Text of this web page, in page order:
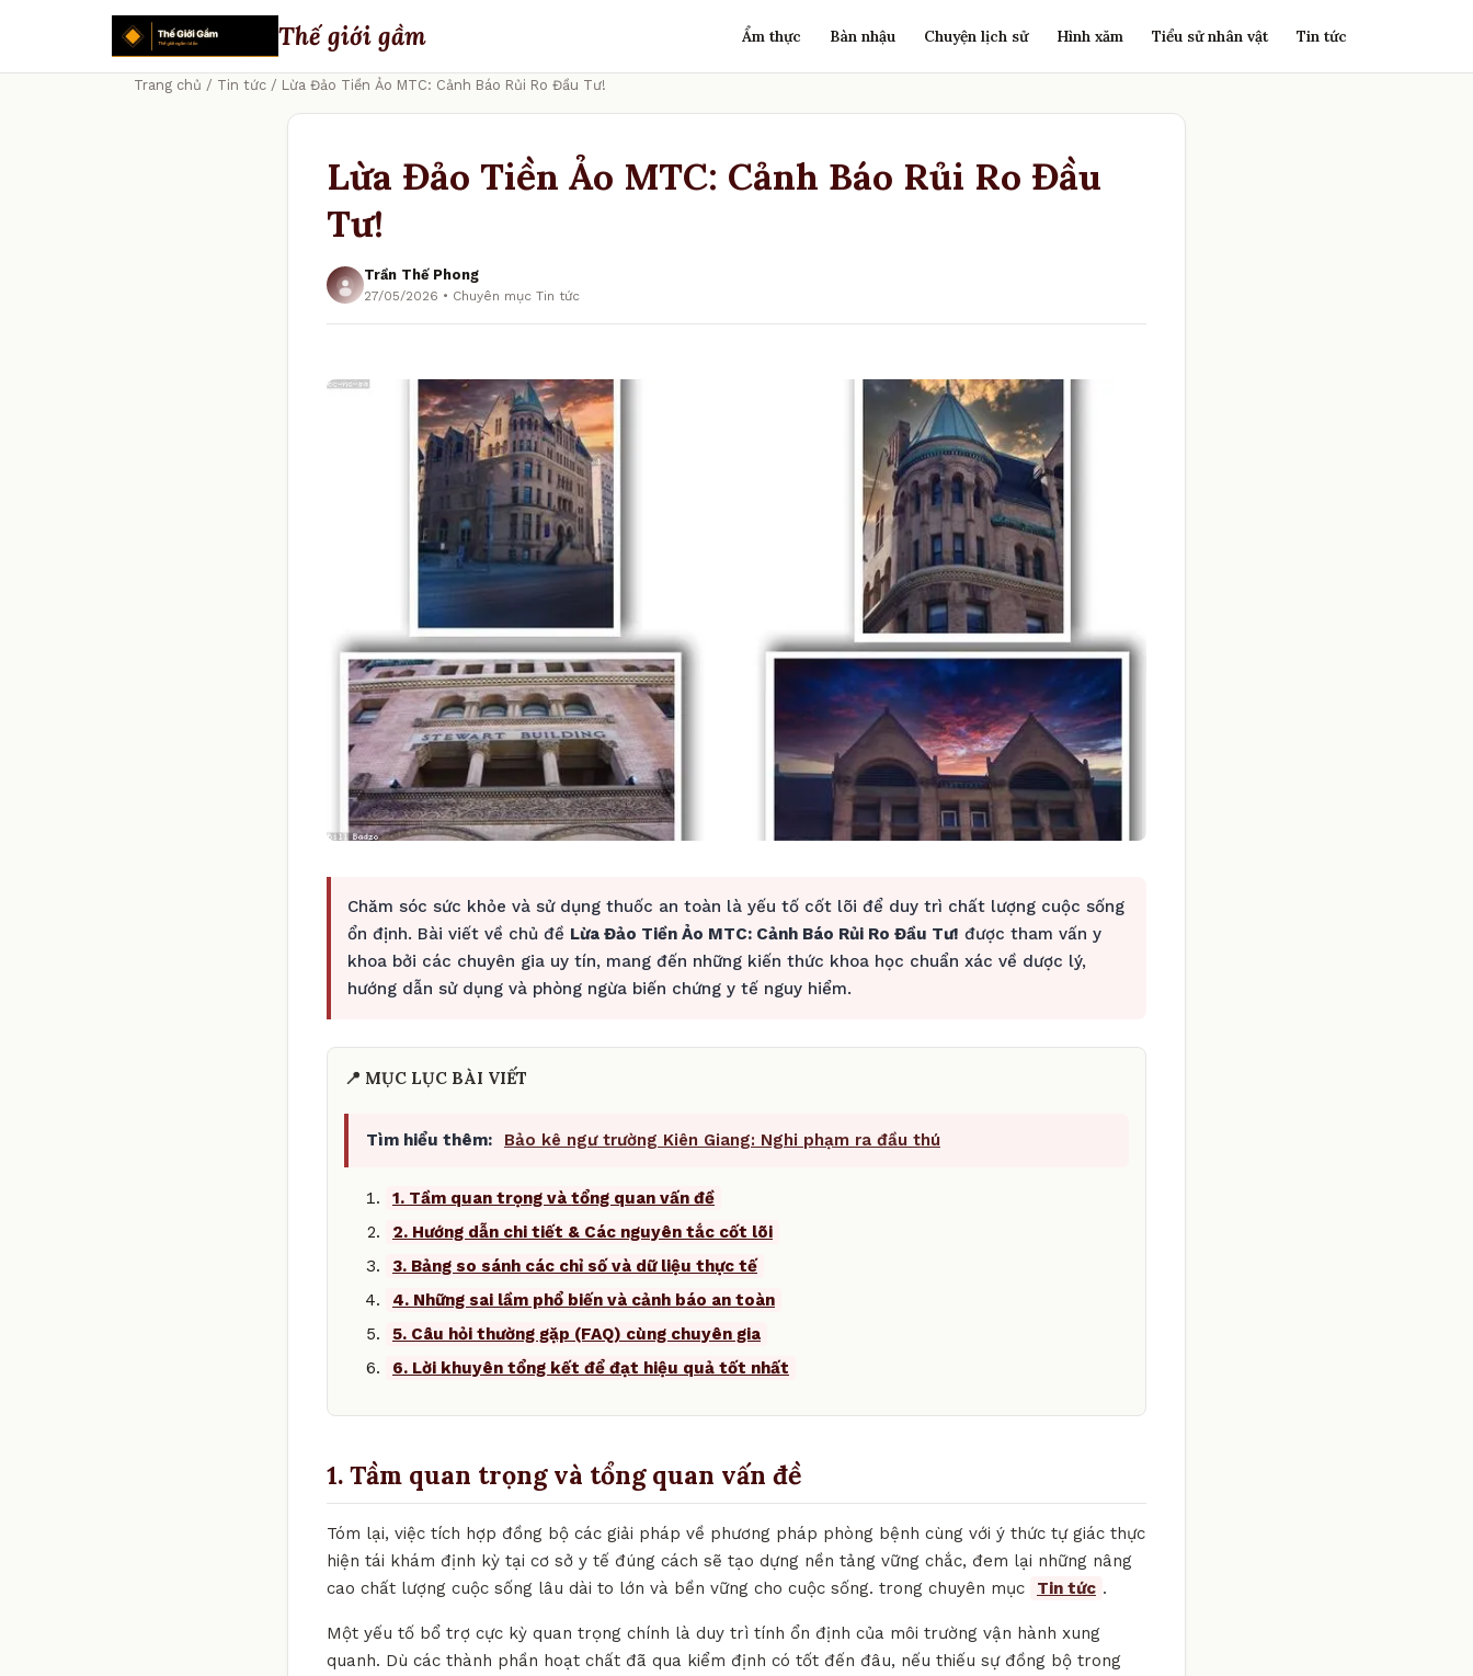
Thế giới gầm Ẩm thực Bàn nhậu Chuyện lịch sử Hình xăm Tiểu sử nhân vật Tin tức
Trang chủ / Tin tức / Lừa Đảo Tiền Ảo MTC: Cảnh Báo Rủi Ro Đầu Tư!
Lừa Đảo Tiền Ảo MTC: Cảnh Báo Rủi Ro Đầu
Tư!
Trần Thế Phong
27/05/2026 • Chuyên mục Tin tức
Chăm sóc sức khỏe và sử dụng thuốc an toàn là yếu tố cốt lõi để duy trì chất lượng cuộc sống
ổn định. Bài viết về chủ đề Lừa Đảo Tiền Ảo MTC: Cảnh Báo Rủi Ro Đầu Tư! được tham vấn y
khoa bởi các chuyên gia uy tín, mang đến những kiến thức khoa học chuẩn xác về dược lý,
hướng dẫn sử dụng và phòng ngừa biến chứng y tế nguy hiểm.
📍 MỤC LỤC BÀI VIẾT
Tìm hiểu thêm: Bảo kê ngư trường Kiên Giang: Nghi phạm ra đầu thú
1. Tầm quan trọng và tổng quan vấn đề
2. Hướng dẫn chi tiết & Các nguyên tắc cốt lõi
3. Bảng so sánh các chỉ số và dữ liệu thực tế
4. Những sai lầm phổ biến và cảnh báo an toàn
5. Câu hỏi thường gặp (FAQ) cùng chuyên gia
6. Lời khuyên tổng kết để đạt hiệu quả tốt nhất
1. Tầm quan trọng và tổng quan vấn đề
Tóm lại, việc tích hợp đồng bộ các giải pháp về phương pháp phòng bệnh cùng với ý thức tự giác thực
hiện tái khám định kỳ tại cơ sở y tế đúng cách sẽ tạo dựng nền tảng vững chắc, đem lại những nâng
cao chất lượng cuộc sống lâu dài to lớn và bền vững cho cuộc sống. trong chuyên mục
Tin tức .
Một yếu tố bổ trợ cực kỳ quan trọng chính là duy trì tính ổn định của môi trường vận hành xung
quanh. Dù các thành phần hoạt chất đã qua kiểm định có tốt đến đâu, nếu thiếu sự đồng bộ trong